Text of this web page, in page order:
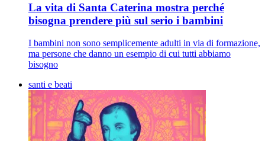
La vita di Santa Caterina mostra perché
bisogna prendere più sul serio i bambini
I bambini non sono semplicemente adulti in via di formazione,
ma persone che danno un esempio di cui tutti abbiamo
bisogno
santi e beati